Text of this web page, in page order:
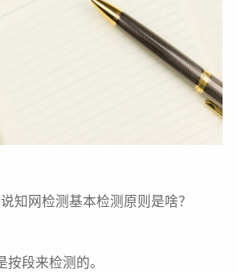
知网检测基本检测原则是啥？
段来检测的。